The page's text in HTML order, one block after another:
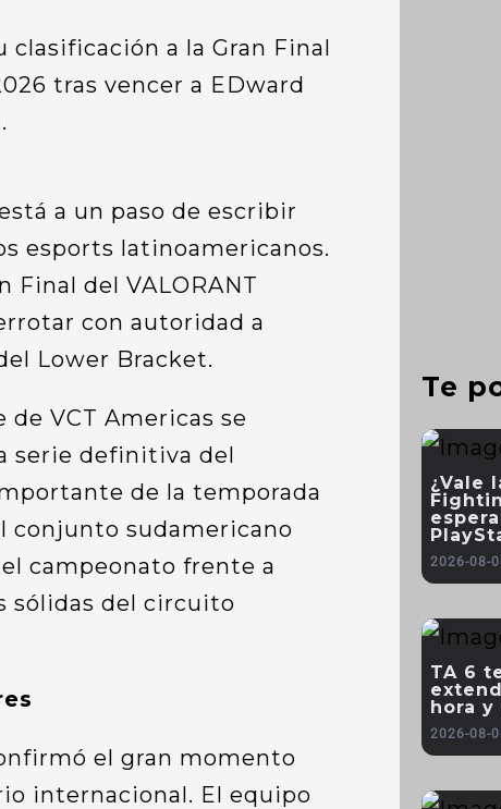
a un paso de escribir
esports latinoamericanos.
Final del VALORANT
con autoridad a
Lower Bracket.
VCT Americas se
serie definitiva del
de la temporada
conjunto sudamericano
campeonato frente a
sólidas del circuito
el gran momento
internacional. El equipo
Te
¿Vale
2026-08-
TA 6
hora y
2026-08-